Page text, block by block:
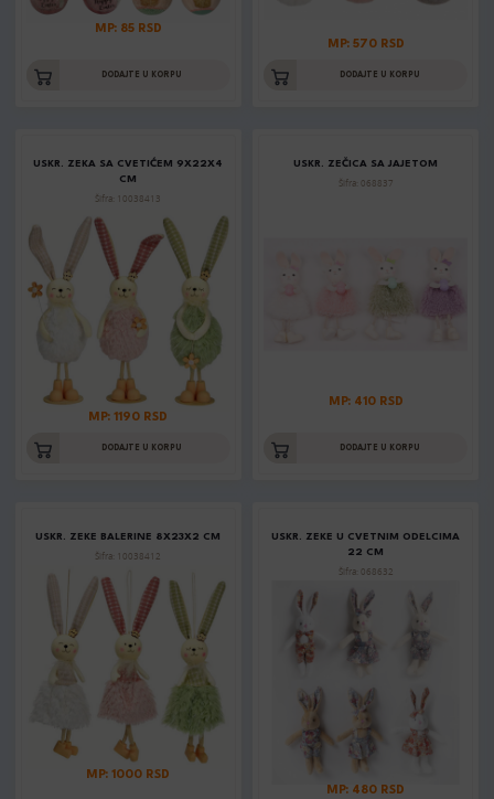
MP: 85 RSD
DODAJTE U KORPU
MP: 570 RSD
DODAJTE U KORPU
USKR. ZEKA SA CVETIĆEM 9X22X4
CM
Šifra: 10038413
MP: 1190 RSD
DODAJTE U KORPU
USKR. ZEČICA SA JAJETOM
Šifra: 068837
MP: 410 RSD
DODAJTE U KORPU
USKR. ZEKE BALERINE 8X23X2 CM
Šifra: 10038412
MP: 1000 RSD
USKR. ZEKE U CVETNIM ODELCIMA
22 CM
Šifra: 068632
MP: 480 RSD